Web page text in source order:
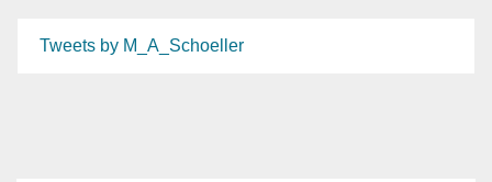
Tweets by M_A_Schoeller